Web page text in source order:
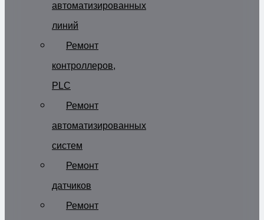
автоматизированных
линий
Ремонт
контроллеров,
PLC
Ремонт
автоматизированных
систем
Ремонт
датчиков
Ремонт